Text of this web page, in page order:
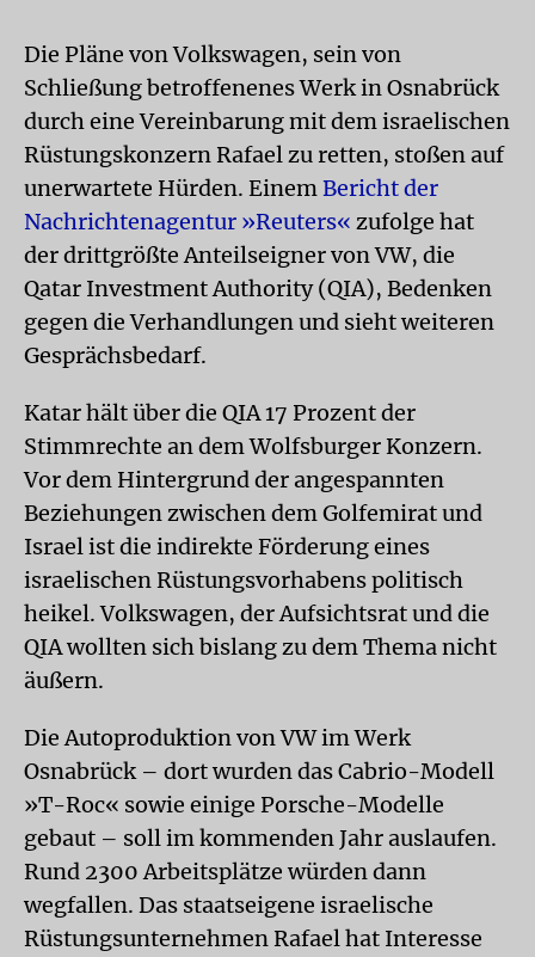
Die Pläne von Volkswagen, sein von
Schließung betroffenenes Werk in Osnabrück
durch eine Vereinbarung mit dem israelischen
Rüstungskonzern Rafael zu retten, stoßen auf
unerwartete Hürden. EinemBericht der
Nachrichtenagentur »Reuters« zufolge hat
der drittgrößte Anteilseigner von VW, die
Qatar Investment Authority (QIA), Bedenken
gegen die Verhandlungen und sieht weiteren
Gesprächsbedarf.
Katar hält über die QIA 17 Prozent der
Stimmrechte an dem Wolfsburger Konzern.
Vor dem Hintergrund der angespannten
Beziehungen zwischen dem Golfemirat und
Israel ist die indirekte Förderung eines
israelischen Rüstungsvorhabens politisch
heikel. Volkswagen, der Aufsichtsrat und die
QIA wollten sich bislang zu dem Thema nicht
äußern.
Die Autoproduktion von VW im Werk
Osnabrück – dort wurden das Cabrio-Modell
»T-Roc« sowie einige Porsche-Modelle
gebaut – soll im kommenden Jahr auslaufen.
Rund 2300 Arbeitsplätze würden dann
wegfallen. Das staatseigene israelische
Rüstungsunternehmen Rafael hat Interesse